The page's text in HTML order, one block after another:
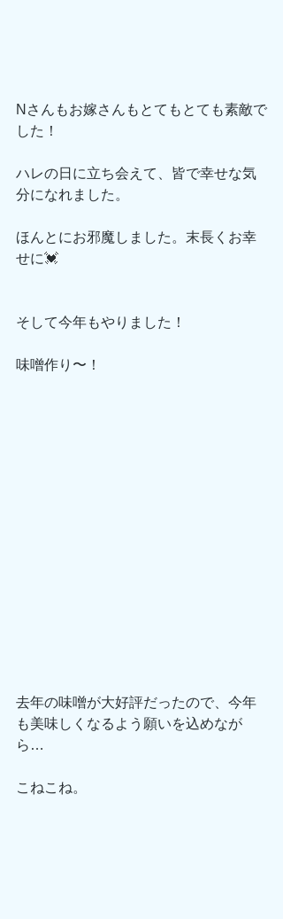
Nさんもお嫁さんもとてもとても素敵で
した！
ハレの日に立ち会えて、皆で幸せな気
分になれました。
ほんとにお邪魔しました。末長くお幸
せに💓
そして今年もやりました！
味噌作り〜！
去年の味噌が大好評だったので、今年
も美味しくなるよう願いを込めなが
ら…
こねこね。